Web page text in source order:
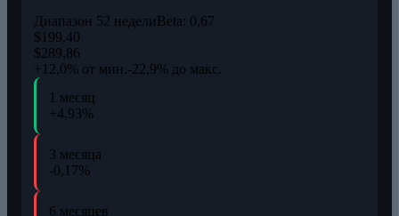
Диапазон 52 неделиBeta: 0,67
$199,40
$289,86
+12,0% от мин.-22,9% до макс.
1 месяц
+4,93%
3 месяца
-0,17%
6 месяцев